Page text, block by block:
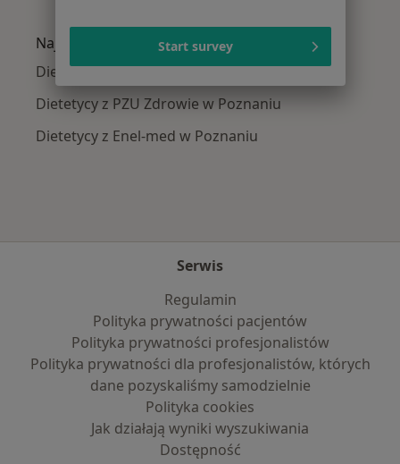
Najpopularniejsze ubezpieczenia
Dietetycy z Allianz w Poznaniu
Dietetycy z PZU Zdrowie w Poznaniu
Dietetycy z Enel-med w Poznaniu
Serwis
Regulamin
Polityka prywatności pacjentów
Polityka prywatności profesjonalistów
Polityka prywatności dla profesjonalistów, których
dane pozyskaliśmy samodzielnie
Polityka cookies
Jak działają wyniki wyszukiwania
Dostępność
Start survey